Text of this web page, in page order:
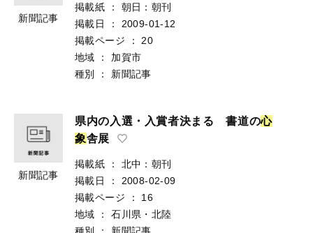
新聞記事
掲載紙 ：
朝日：朝刊
掲載日
：
2009-01-12
掲載ページ
：
20
地域
：
加賀市
種別
： 新聞記事
新聞記事
県内の入選・入賞者決まる 書道の心
象舎展
掲載紙 ：
北中：朝刊
掲載日
：
2008-02-09
掲載ページ
：
16
地域
：
石川県・北陸
種別
： 新聞記事